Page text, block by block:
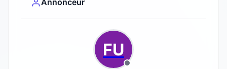
Annonceur
FU